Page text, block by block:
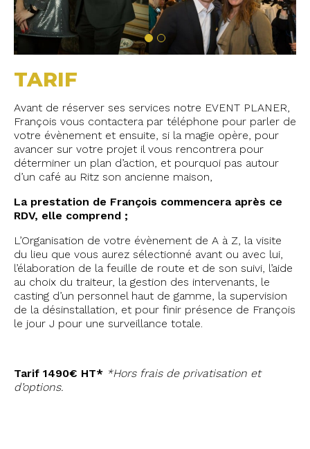
TARIF
Avant de réserver ses services notre EVENT PLANER,
François vous contactera par téléphone pour parler de
votre évènement et ensuite, si la magie opère, pour
avancer sur votre projet il vous rencontrera pour
déterminer un plan d’action, et pourquoi pas autour
d’un café au Ritz son ancienne maison,
La prestation de François commencera après ce
RDV, elle comprend ;
L’Organisation de votre évènement de A à Z, la visite
du lieu que vous aurez sélectionné avant ou avec lui,
l’élaboration de la feuille de route et de son suivi, l’aide
au choix du traiteur, la gestion des intervenants, le
casting d’un personnel haut de gamme, la supervision
de la désinstallation, et pour finir présence de François
le jour J pour une surveillance totale.
Tarif 1490€ HT* *Hors frais de privatisation et
d’options.